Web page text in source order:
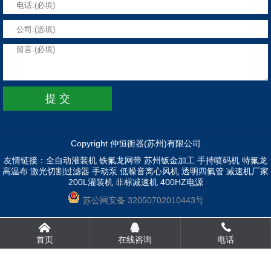
首页 在线咨询 电话
Copyright 仲恒衡器(苏州)有限公司
友情链接： 全自动灌装机 铁氟龙网带 苏州钣金加工 手持喷码机 特氟龙
高温布 激光切割过滤器 手动泵 低噪音离心风机 透明四氟管 减速机厂家
200L灌装机 非标减速机 400HZ电源
苏公网安备 32050702010443号